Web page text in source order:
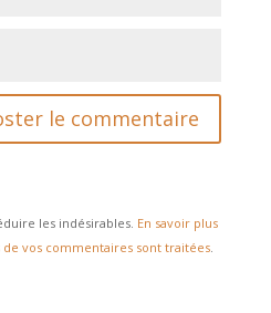
les indésirables. En savoir plus
vos commentaires sont traitées.